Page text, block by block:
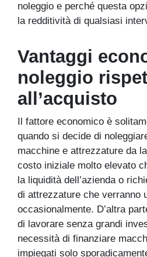
noleggio e perché questa
la redditività di qualsiasi
Vantaggi
noleggio
all’acquisto
Il fattore economico è
quando si decide di
macchine e attrezzature da
costo iniziale molto elevato
la liquidità dell’azienda o
di attrezzature che verranno
occasionalmente. D’altra
di lavorare senza grandi
necessità di finanziare
impiegati solo